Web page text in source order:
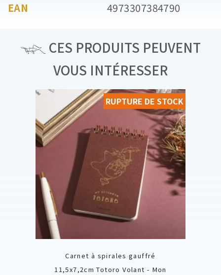
EAN
4973307384790
CES PRODUITS PEUVENT
VOUS INTÉRESSER
Carnet à spirales gauffré
11,5x7,2cm Totoro Volant - Mon
RUPTURE DE STOCK